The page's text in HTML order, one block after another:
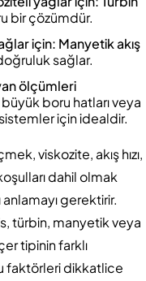
bir çözümdür.
için: Manyetik akış
sağlar.
ölçümleri
boru hatları veya
için idealdir.
viskozite, akış hızı,
dahil olmak
anlamayı gerektirir.
türbin, manyetik veya
tipinin farklı
faktörleri dikkatlice